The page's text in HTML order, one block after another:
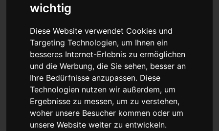
wichtig
Diese Website verwendet Cookies und
Targeting Technologien, um Ihnen ein
besseres Internet-Erlebnis zu ermöglichen
und die Werbung, die Sie sehen, besser an
Ihre Bedürfnisse anzupassen. Diese
Technologien nutzen wir außerdem, um
Ergebnisse zu messen, um zu verstehen,
woher unsere Besucher kommen oder um
unsere Website weiter zu entwickeln.
Stromsteuer-Streit:
Scharfe Kritik